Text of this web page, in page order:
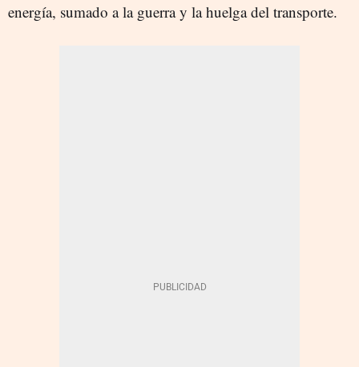
energía, sumado a la guerra y la huelga del transporte.